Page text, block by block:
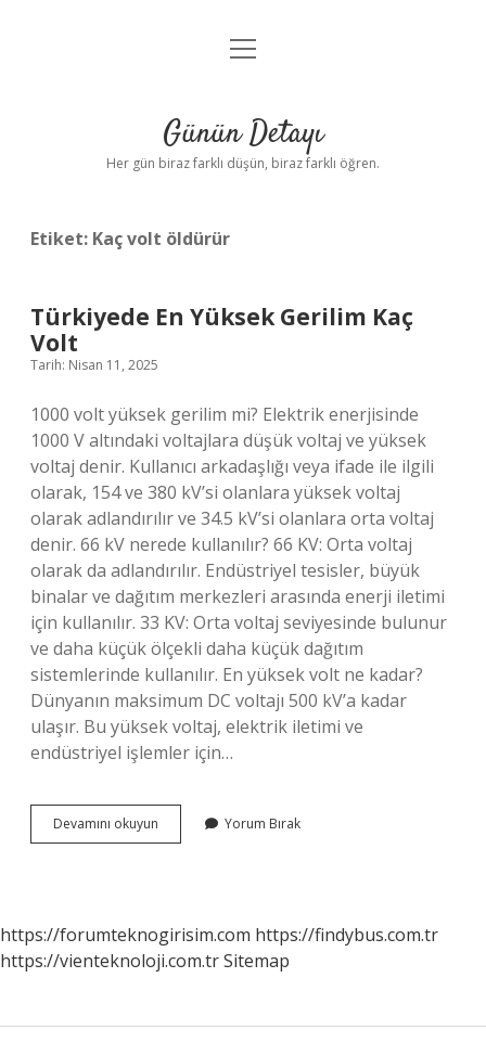
Anasayfa
Yasal Uyarı
menüyü
Günün Detayı
Her gün biraz farklı düşün, biraz farklı öğren.
Etiket: Kaç volt öldürür
Türkiyede En Yüksek Gerilim Kaç
Volt
Tarih: Nisan 11, 2025
1000 volt yüksek gerilim mi? Elektrik enerjisinde
1000 V altındaki voltajlara düşük voltaj ve yüksek
voltaj denir. Kullanıcı arkadaşlığı veya ifade ile ilgili
olarak, 154 ve 380 kV’si olanlara yüksek voltaj
olarak adlandırılır ve 34.5 kV’si olanlara orta voltaj
denir. 66 kV nerede kullanılır? 66 KV: Orta voltaj
olarak da adlandırılır. Endüstriyel tesisler, büyük
binalar ve dağıtım merkezleri arasında enerji iletimi
için kullanılır. 33 KV: Orta voltaj seviyesinde bulunur
ve daha küçük ölçekli daha küçük dağıtım
sistemlerinde kullanılır. En yüksek volt ne kadar?
Dünyanın maksimum DC voltajı 500 kV’a kadar
ulaşır. Bu yüksek voltaj, elektrik iletimi ve
endüstriyel işlemler için…
Devamını okuyun Türkiyede
En
Yorum Bırak
https://forumteknogirisim.com https://findybus.com.tr
https://vienteknoloji.com.trSitemap